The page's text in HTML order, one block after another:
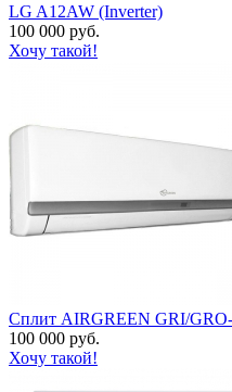
LG A12AW (Inverter)
100 000 руб.
Хочу такой!
Сплит AIRGREEN GRI/
100 000 руб.
Хочу такой!